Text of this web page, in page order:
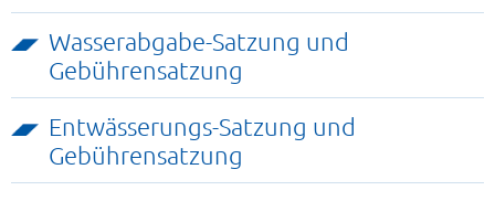
Wasserabgabe-Satzung und
Gebührensatzung
Entwässerungs-Satzung und
Gebührensatzung